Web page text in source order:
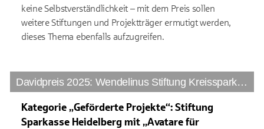
keine Selbstverständlichkeit – mit dem Preis sollen
weitere Stiftungen und Projektträger ermutigt werden,
dieses Thema ebenfalls aufzugreifen.
Davidpreis 2025: Wendelinus Stiftung Kreissparkasse St. Wendel
Kategorie „Geförderte Projekte“: Stiftung
Sparkasse Heidelberg mit „Avatare für